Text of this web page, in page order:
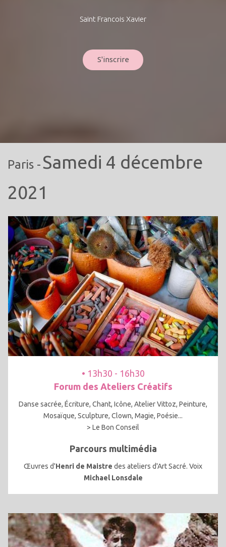
Saint Francois Xavier
S'inscrire
Paris - Samedi 4 décembre
2021
• 13h30 - 16h30
Forum des Ateliers Créatifs
Danse sacrée, Écriture, Chant, Icône, Atelier Vittoz, Peinture,
Mosaïque, Sculpture, Clown, Magie, Poésie...
> Le Bon Conseil
Parcours multimédia
Œuvres d'Henri de Maistre des ateliers d'Art Sacré. Voix
Michael Lonsdale